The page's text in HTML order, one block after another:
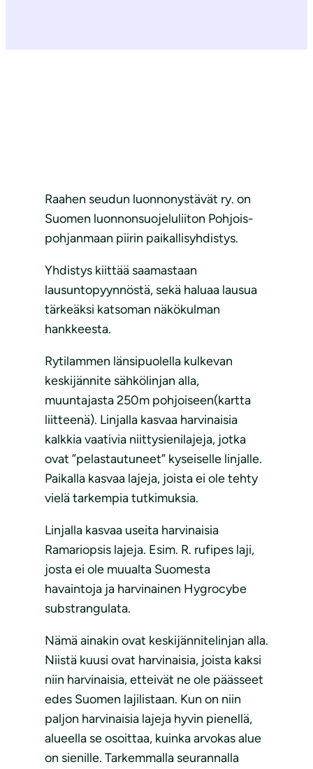
Raahen seudun luonnonystävät ry. on
Suomen luonnonsuojeluliiton Pohjois-
pohjanmaan piirin paikallisyhdistys.
Yhdistys kiittää saamastaan
lausuntopyynnöstä, sekä haluaa lausua
tärkeäksi katsoman näkökulman
hankkeesta.
Rytilammen länsipuolella kulkevan
keskijännite sähkölinjan alla,
muuntajasta 250m pohjoiseen(kartta
liitteenä). Linjalla kasvaa harvinaisia
kalkkia vaativia niittysienilajeja, jotka
ovat ”pelastautuneet” kyseiselle linjalle.
Paikalla kasvaa lajeja, joista ei ole tehty
vielä tarkempia tutkimuksia.
Linjalla kasvaa useita harvinaisia
Ramariopsis lajeja. Esim. R. rufipes laji,
josta ei ole muualta Suomesta
havaintoja ja harvinainen Hygrocybe
substrangulata.
Nämä ainakin ovat keskijännitelinjan alla.
Niistä kuusi ovat harvinaisia, joista kaksi
niin harvinaisia, etteivät ne ole päässeet
edes Suomen lajilistaan. Kun on niin
paljon harvinaisia lajeja hyvin pienellä,
alueella se osoittaa, kuinka arvokas alue
on sienille. Tarkemmalla seurannalla